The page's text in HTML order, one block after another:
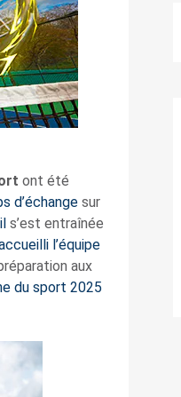
ont été
d’échange sur
s’est entraînée
l’équipe
aux
du sport 2025